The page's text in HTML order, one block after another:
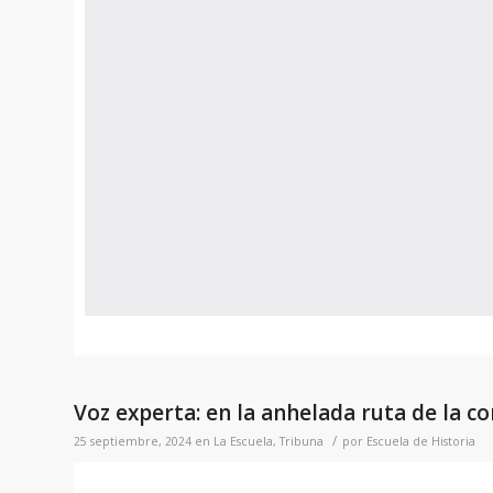
Voz experta: en la anhelada ruta de la
25 septiembre, 2024 en La Escuela,Tribuna / por Escuela de Historia